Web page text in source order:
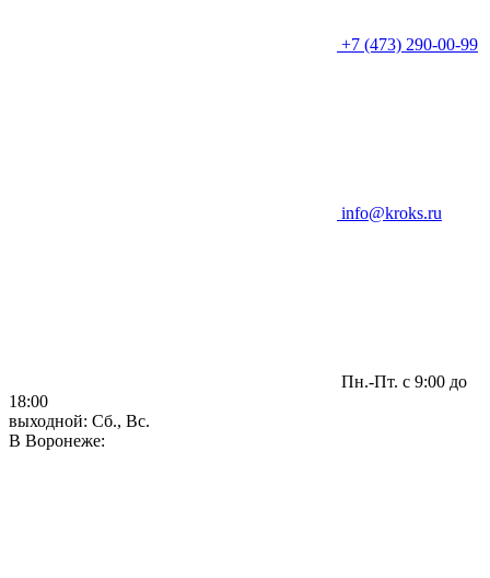
+7 (473) 290-00-99
info@kroks.ru
Пн.-Пт. с 9:00 до
18:00
выходной: Сб., Вс.
В Воронеже: